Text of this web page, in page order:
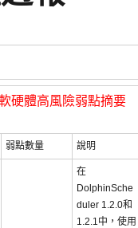
硬體高風險弱點摘要
弱點數量 說明
在
DolphinSche
duler 1.2.0和
1.2.1中，使用